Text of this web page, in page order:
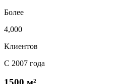
Более
4,000
Клиентов
С 2007 года